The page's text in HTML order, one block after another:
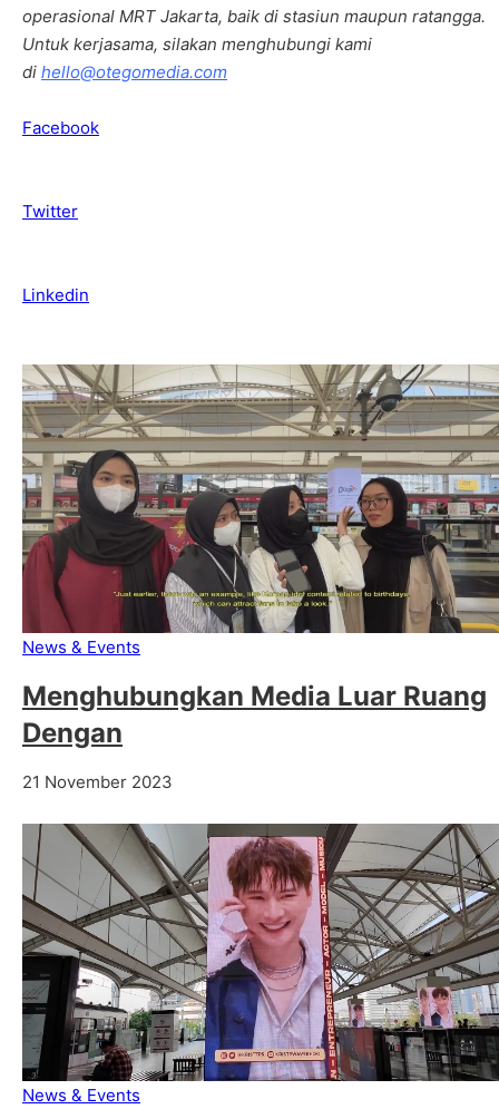
operasional MRT Jakarta, baik di stasiun maupun ratangga.
Untuk kerjasama, silakan menghubungi kami
di hello@otegomedia.com
Facebook
Twitter
Linkedin
News & Events
Menghubungkan Media Luar Ruang
Dengan
21 November 2023
News & Events